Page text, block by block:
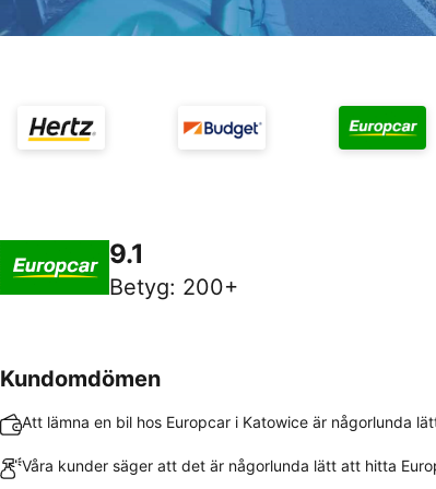
9.1
Betyg: 200+
Kundomdömen
Att lämna en bil hos Europcar i Katowice är någorlunda
Våra kunder säger att det är någorlunda lätt att hitta